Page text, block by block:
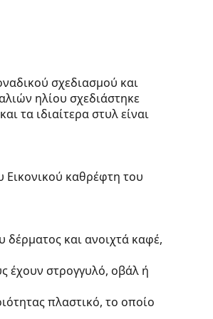
σχεδιασμού και
ηλίου σχεδιάστηκε
τα ιδιαίτερα στυλ είναι
Εικονικού καθρέφτη του
δέρματος και ανοιχτά καφέ,
έχουν στρογγυλό, οβάλ ή
πλαστικό, το οποίο